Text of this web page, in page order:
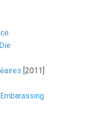
[2011]